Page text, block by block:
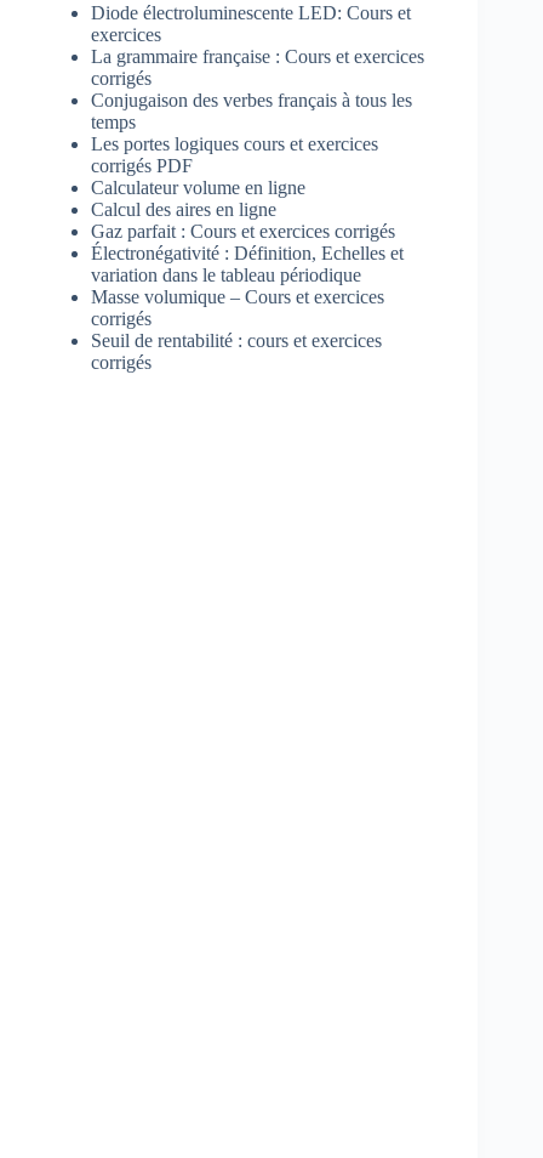
Diode électroluminescente LED: Cours et
exercices
La grammaire française : Cours et exercices
corrigés
Conjugaison des verbes français à tous les
temps
Les portes logiques cours et exercices
corrigés PDF
Calculateur volume en ligne
Calcul des aires en ligne
Gaz parfait : Cours et exercices corrigés
Électronégativité : Définition, Echelles et
variation dans le tableau périodique
Masse volumique – Cours et exercices
corrigés
Seuil de rentabilité : cours et exercices
corrigés